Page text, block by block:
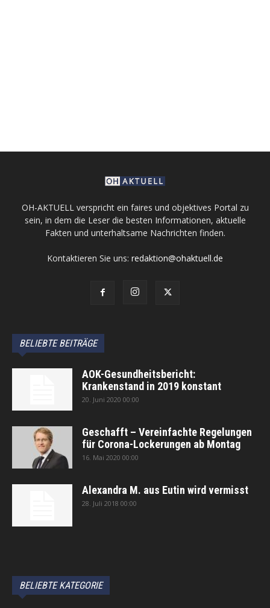
OH-AKTUELL verspricht ein faires und objektives Portal zu
sein, in dem die Leser die besten Informationen, aktuelle
Fakten und unterhaltsame Nachrichten finden.
Kontaktieren Sie uns: redaktion@ohaktuell.de
BELIEBTE BEITRÄGE
AOK-Gesundheitsbericht:
Krankenstand in 2019 konstant
20. Juni 2020 00:00
Geschafft – Vereinfachte Regelungen
für Corona-Lockerungen ab Montag
16. Mai 2020 00:00
Alexandra M. aus Eutin wird vermisst
28. Juli 2018 00:00
BELIEBTE KATEGORIE